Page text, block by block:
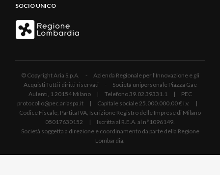
SOCIO UNICO
© Copyright Aria S.p.A. - Azienda Regionale per l'Innovazione e gli
Acquisti Tutti i diritti riservati - Società unipersonale Piazza Gae
Aulenti, 1 20154 Milano | Telefono 39.02 39331.1 | PEC
protocollo@pec.ariaspa.it | Capitale sociale 25.000.000,00 € i.v. |
Codice Fiscale, Partita IVA, Iscrizione Registro delle Imprese di Milano
05017630152 | Iscritta al R.E.A. al n°1096149.
Società soggetta a direzione e coordinamento da parte della Regione
Lombardia.